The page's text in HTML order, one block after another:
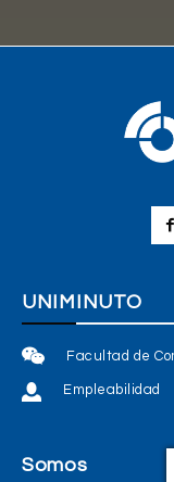
UNIMINUTO
Facultad de
Empleabilidad
Somos